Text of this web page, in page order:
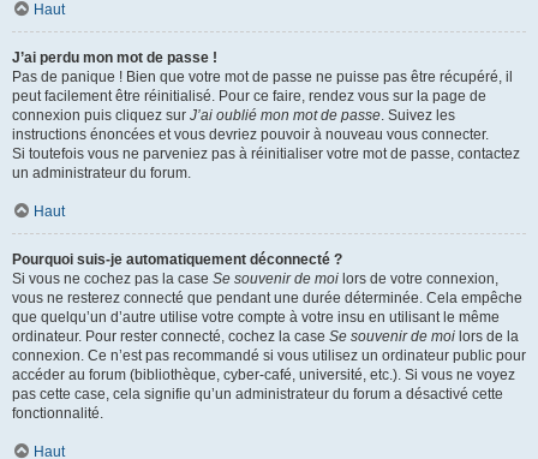
Haut
J’ai perdu mon mot de passe !
Pas de panique ! Bien que votre mot de passe ne puisse pas être récupéré, il
peut facilement être réinitialisé. Pour ce faire, rendez vous sur la page de
connexion puis cliquez sur J’ai oublié mon mot de passe. Suivez les
instructions énoncées et vous devriez pouvoir à nouveau vous connecter.
Si toutefois vous ne parveniez pas à réinitialiser votre mot de passe, contactez
un administrateur du forum.
Haut
Pourquoi suis-je automatiquement déconnecté ?
Si vous ne cochez pas la case Se souvenir de moi lors de votre connexion,
vous ne resterez connecté que pendant une durée déterminée. Cela empêche
que quelqu’un d’autre utilise votre compte à votre insu en utilisant le même
ordinateur. Pour rester connecté, cochez la case Se souvenir de moi lors de la
connexion. Ce n’est pas recommandé si vous utilisez un ordinateur public pour
accéder au forum (bibliothèque, cyber-café, université, etc.). Si vous ne voyez
pas cette case, cela signifie qu’un administrateur du forum a désactivé cette
fonctionnalité.
Haut